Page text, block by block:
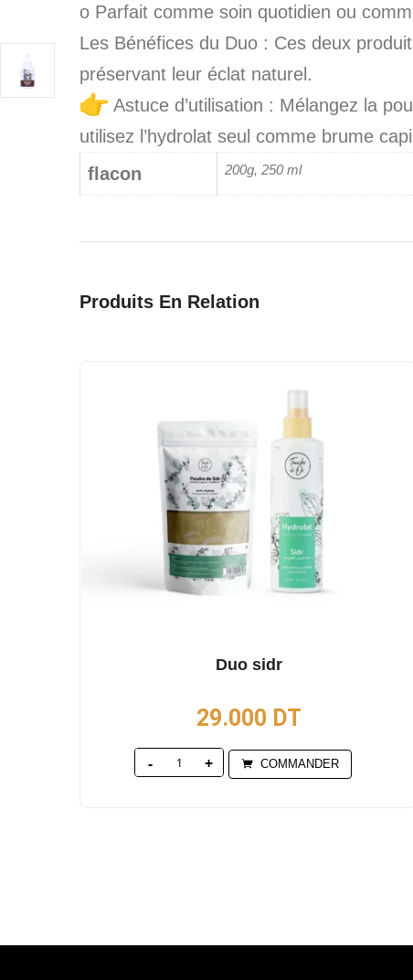
o Parfait comme soin quotidien ou
Les Bénéfices du Duo : Ces deux
préservant leur éclat naturel.
Astuce d’utilisation : Mélangez la
utilisez l’hydrolat seul comme brume
flacon
200g, 250 ml
Produits En Relation
Duo sidr
29.000 DT
Quantity COMMANDER